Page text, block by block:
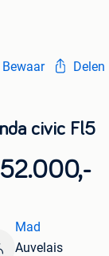
Bewaar Delen
civic Fl5
Mad
Auvelais